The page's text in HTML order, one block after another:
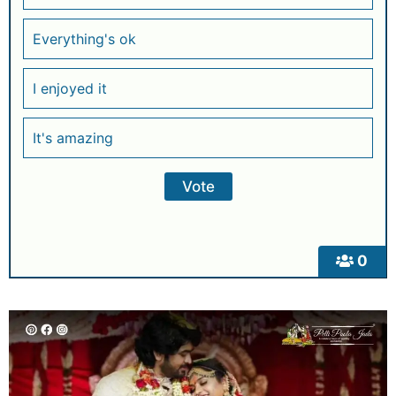
0
Everything's ok
I enjoyed it
It's amazing